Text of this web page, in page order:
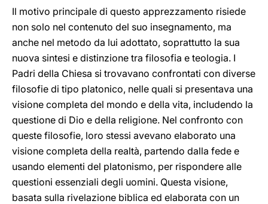
Il motivo principale di questo apprezzamento risiede
non solo nel contenuto del suo insegnamento, ma
anche nel metodo da lui adottato, soprattutto la sua
nuova sintesi e distinzione tra filosofia e teologia. I
Padri della Chiesa si trovavano confrontati con diverse
filosofie di tipo platonico, nelle quali si presentava una
visione completa del mondo e della vita, includendo la
questione di Dio e della religione. Nel confronto con
queste filosofie, loro stessi avevano elaborato una
visione completa della realtà, partendo dalla fede e
usando elementi del platonismo, per rispondere alle
questioni essenziali degli uomini. Questa visione,
basata sulla rivelazione biblica ed elaborata con un